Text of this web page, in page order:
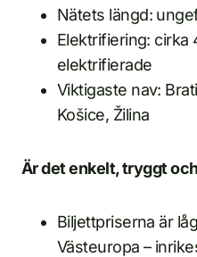
Nätets längd:
Elektrifiering: cirka
elektrifierade
Viktigaste nav:
Košice, Žilina
Är det enkelt, tryggt
Biljettpriserna är
Västeuropa –